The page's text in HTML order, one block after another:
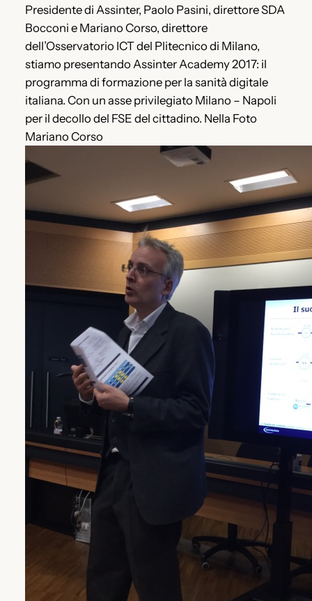
Presidente di Assinter, Paolo Pasini, direttore SDA
Bocconi e Mariano Corso, direttore
dell’Osservatorio ICT del Plitecnico di Milano,
stiamo presentando Assinter Academy 2017: il
programma di formazione per la sanità digitale
italiana. Con un asse privilegiato Milano – Napoli
per il decollo del FSE del cittadino. Nella Foto
Mariano Corso